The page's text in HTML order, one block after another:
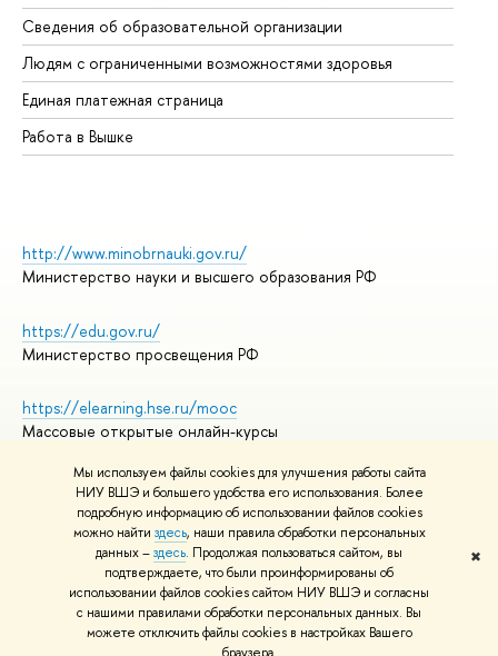
Мы используем файлы cookies для улучшения работы сайта
НИУ ВШЭ и большего удобства его использования. Более
подробную информацию об использовании файлов cookies
можно найти здесь, наши правила обработки персональных
данных –здесь. Продолжая пользоваться сайтом, вы
подтверждаете, что были проинформированы об
использовании файлов cookies сайтом НИУ ВШЭ и согласны
с нашими правилами обработки персональных данных. Вы
можете отключить файлы cookies в настройках Вашего
✖
Сведения об образовательной организации
Людям с ограниченными возможностями здоровья
Единая платежная страница
Работа в Вышке
http://www.minobrnauki.gov.ru/
Министерство науки и высшего образования РФ
https://edu.gov.ru/
Министерство просвещения РФ
https://elearning.hse.ru/mooc
Массовые открытые онлайн-курсы
© НИУ ВШЭ 1993–2026
Адреса и контакты
Условия использования материалов
Политика конфиденциальности
Правила применения рекомендательных технологий в НИУ ВШЭ
Карта сайта